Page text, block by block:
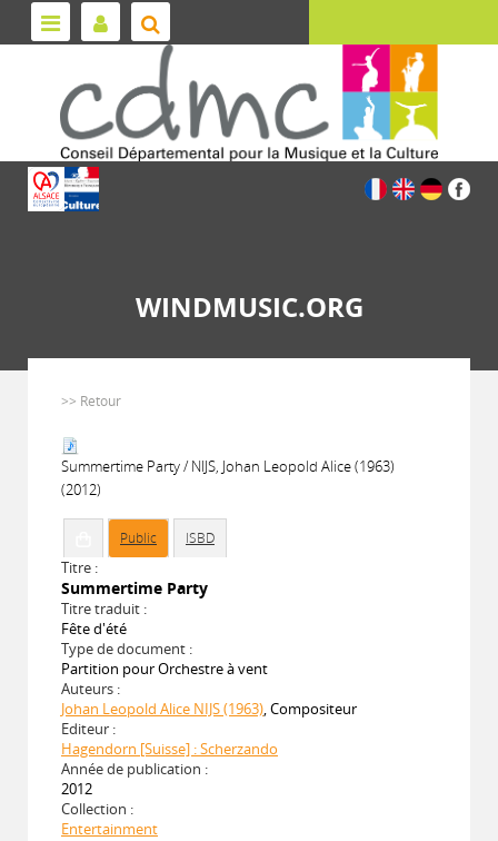
WINDMUSIC.ORG
>> Retour
Summertime Party / NIJS, Johan Leopold Alice (1963)
(2012)
Public ISBD
Titre :
Summertime Party
Titre traduit :
Fête d'été
Type de document :
Partition pour Orchestre à vent
Auteurs :
Johan Leopold Alice NIJS (1963), Compositeur
Editeur :
Hagendorn [Suisse] : Scherzando
Année de publication :
2012
Collection :
Entertainment